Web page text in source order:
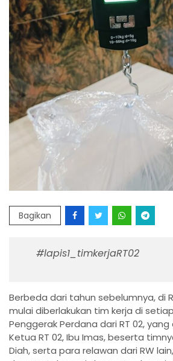
Bagikan
#lapis1_timkerjaRT02
Berbeda dari tahun sebelumnya, di
mulai diberlakukan tim kerja di
Penggerak Perdana dari RT 02,
Ketua RT 02, Ibu Imas, beserta
Diah, serta para relawan dari RW